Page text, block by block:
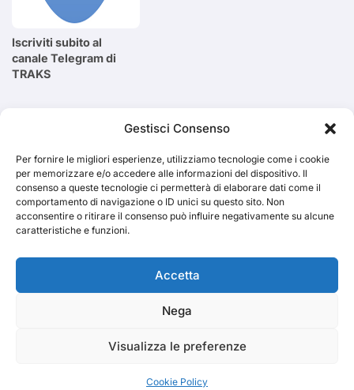
Gestisci Consenso
Per fornire le migliori esperienze, utilizziamo tecnologie come i cookie
per memorizzare e/o accedere alle informazioni del dispositivo. Il
consenso a queste tecnologie ci permetterà di elaborare dati come il
comportamento di navigazione o ID unici su questo sito. Non
acconsentire o ritirare il consenso può influire negativamente su alcune
caratteristiche e funzioni.
Accetta
Nega
Visualizza le preferenze
Cookie Policy
Iscriviti subito al
canale Telegram di
TRAKS
Cerca
TRAKS
Dal 2014 musica indipendente ed emergente